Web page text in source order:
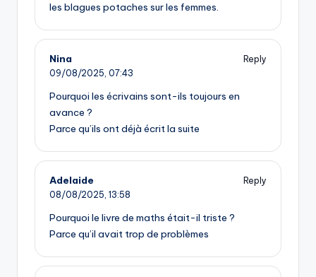
les blagues potaches sur les femmes.
Nina
Reply
09/08/2025, 07:43
Pourquoi les écrivains sont-ils toujours en
avance ?
Parce qu’ils ont déjà écrit la suite
Adelaide
Reply
08/08/2025, 13:58
Pourquoi le livre de maths était-il triste ?
Parce qu’il avait trop de problèmes